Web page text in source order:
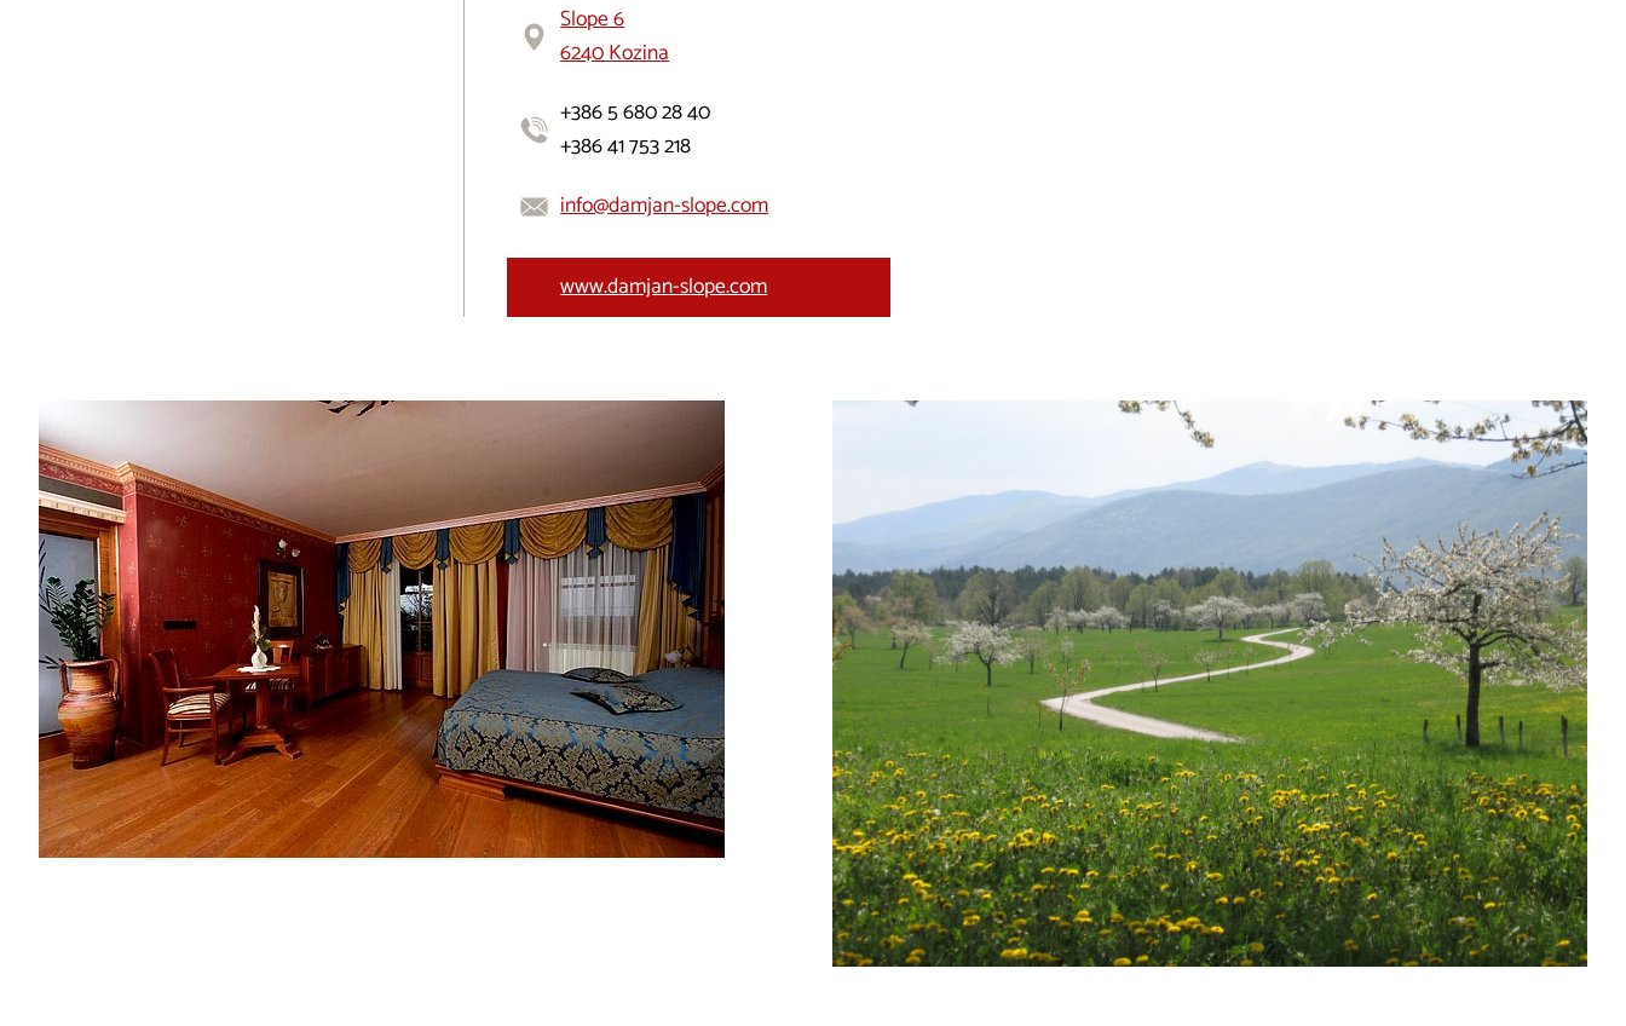
Slope 6
6240 Kozina
+386 5 680 28 40
+386 41 753 218
info@damjan-slope.com
www.damjan-slope.com